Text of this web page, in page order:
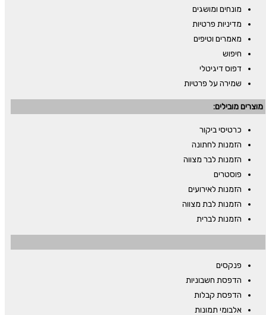
מונחים ומושגים
מדיניות פרטיות
מאמרים וטיפים
חיפוש
דפוס דיגיטלי
שמירה על פרטיות
מוצרים מובילים:
כרטיסי ביקור
הזמנות לחתונה
הזמנות לבר מצווה
פוסטרים
הזמנות לאירועים
הזמנות לבת מצווה
הזמנות לברית
פנקסים
הדפסת חשבוניות
הדפסת קבלות
אלבומי תמונות